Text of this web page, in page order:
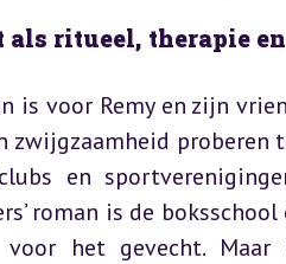
als ritueel, therapie
is voor Remy en zijn
zwijgzaamheid
en
roman is de
het gevecht. Maar